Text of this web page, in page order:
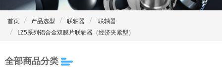
首页 产品选型 联轴器
联轴器
LZ5系列铝合金双膜片联轴器（经济夹紧型）
全部商品分类